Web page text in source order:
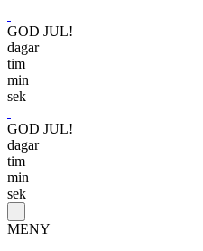
GOD JUL!
dagar
tim
min
sek
GOD JUL!
dagar
tim
min
sek
MENY